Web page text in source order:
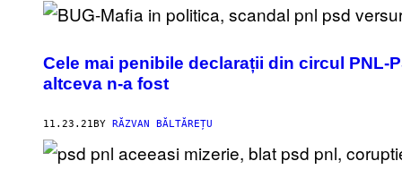
Cele mai penibile declarații din circul PNL-
altceva n-a fost
11.23.21BY RĂZVAN BĂLTĂREȚU